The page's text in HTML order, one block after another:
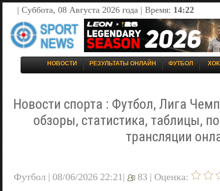
| Суббота, 08 Августа 2026 года | Время: 14:22
НОВОСТИ РЕЗУЛЬТАТЫ ОНЛАЙН ФУТБОЛ
Новости спорта : Футбол, Лига
обзоры, статистика, таблицы,
трансляции
Футбол | 08/06/2026 22:21| 83 | Оценка: